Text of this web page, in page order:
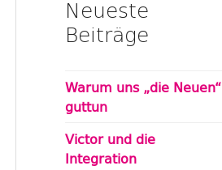
Neueste
Beiträge
Warum uns „die Neuen“
guttun
Victor und die
Integration